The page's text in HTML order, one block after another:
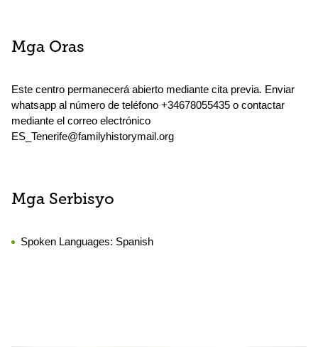
Mga Oras
Este centro permanecerá abierto mediante cita previa. Enviar
whatsapp al número de teléfono +34678055435 o contactar
mediante el correo electrónico
ES_Tenerife@familyhistorymail.org
Mga Serbisyo
Spoken Languages: Spanish